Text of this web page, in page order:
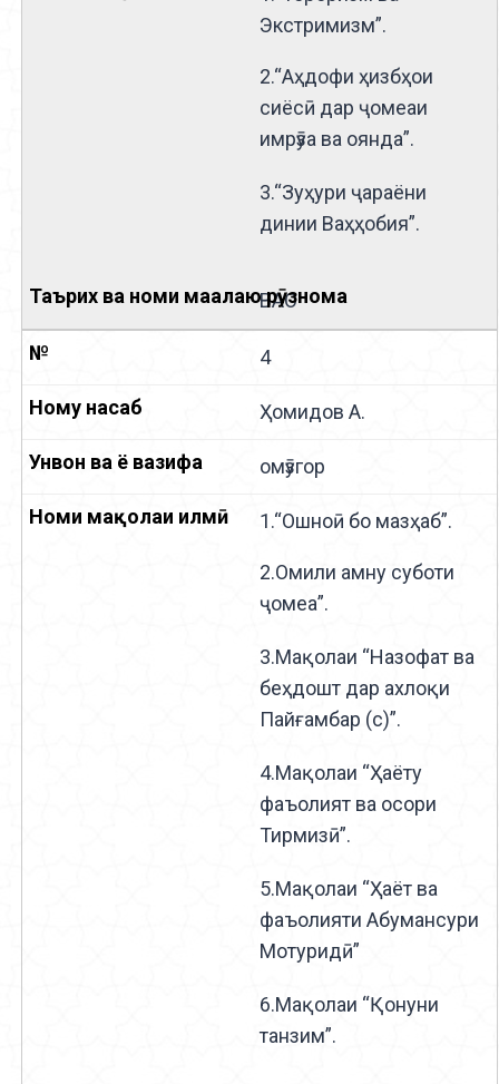
Экстримизм”.
2.“Аҳдофи ҳизбҳои
сиёсӣ дар ҷомеаи
имрӯза ва оянда”.
3.“Зуҳури ҷараёни
динии Ваҳҳобия”.
ВАО
4
Ҳомидов А.
омӯзгор
1.“Ошноӣ бо мазҳаб”.
2.Омили амну суботи
ҷомеа”.
3.Мақолаи “Назофат ва
беҳдошт дар ахлоқи
Пайғамбар (с)”.
4.Мақолаи “Ҳаёту
фаъолият ва осори
Тирмизӣ”.
5.Мақолаи “Ҳаёт ва
фаъолияти Абумансури
Мотуридӣ”
6.Мақолаи “Қонуни
танзим”.